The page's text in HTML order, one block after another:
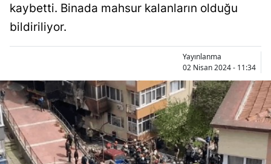
kaybetti. Binada mahsur kalanların olduğu
bildiriliyor.
Yayınlanma
02 Nisan 2024 - 11:34